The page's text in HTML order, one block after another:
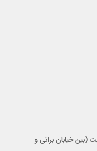
(بین خیابان براتی و